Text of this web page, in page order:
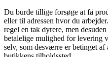
Du burde tillige forsøge at få
eller til adressen hvor du
regel en tak dyrere, men
betalelige mulighed for levering
selv, som desværre er betinget